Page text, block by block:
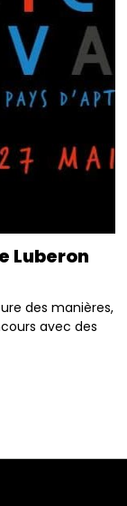
Luberon
des manières,
avec des